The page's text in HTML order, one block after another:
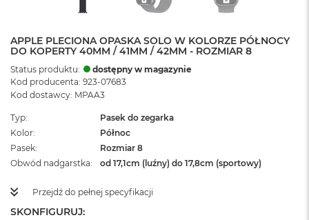
APPLE PLECIONA OPASKA SOLO W KOLORZE PÓŁNOCY
DO KOPERTY 40MM / 41MM / 42MM - ROZMIAR 8
Status produktu:
dostępny w magazynie
Kod producenta: 923-07683
Kod dostawcy: MPAA3
Typ
Pasek do zegarka
Kolor
Północ
Pasek
Rozmiar 8
Obwód nadgarstka
od 17,1cm (luźny) do 17,8cm (sportowy)
Przejdź do pełnej specyfikacji
SKONFIGURUJ: